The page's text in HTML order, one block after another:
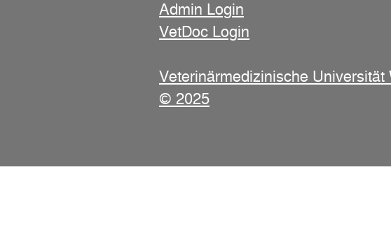
Admin Login
VetDoc Login
Veterinärmedizinische Universität
© 2025